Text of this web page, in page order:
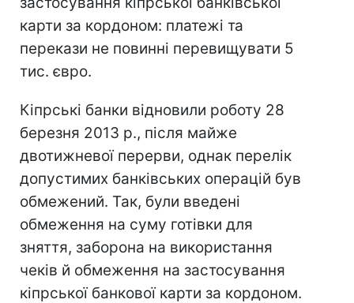
карти за кордоном: платежі та
перекази не повинні перевищувати 5
тис. євро.
Кіпрські банки відновили роботу 28
березня 2013 р., після майже
двотижневої перерви, однак перелік
допустимих банківських операцій був
обмежений. Так, були введені
обмеження на суму готівки для
зняття, заборона на використання
чеків й обмеження на застосування
кіпрської банкової карти за кордоном.